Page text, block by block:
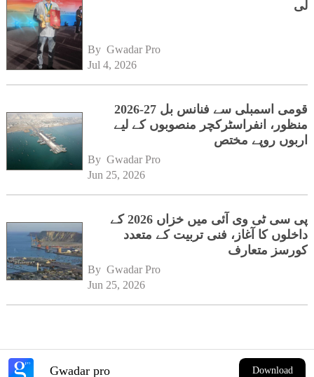
لی
By Gwadar Pro
Jul 4, 2026
قومی اسمبلی سے فنانس بل 27-2026
منظور، انفراسٹرکچر منصوبوں کے لیے
اربوں روپے مختص
By Gwadar Pro
Jun 25, 2026
پی سی ٹی وی آئی میں خزاں 2026 کے
داخلوں کا آغاز، فنی تربیت کے متعدد
کورسز متعارف
By Gwadar Pro
Jun 25, 2026
Gwadar pro Download